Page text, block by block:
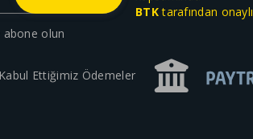
olun
BTKtarafından onaylı
Kabul Ettiğimiz Ödemeler